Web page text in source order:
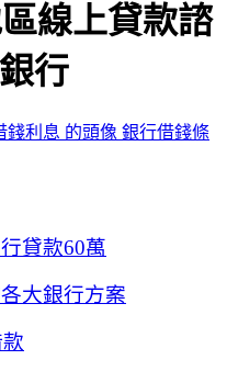
線上貸款諮
行
銀行借錢條
貸款60萬
大銀行方案